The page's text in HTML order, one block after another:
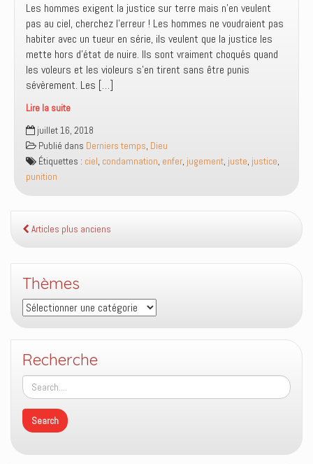
Les hommes exigent la justice sur terre mais n’en veulent
pas au ciel, cherchez l’erreur ! Les hommes ne voudraient pas
habiter avec un tueur en série, ils veulent que la justice les
mette hors d’état de nuire. Ils sont vraiment choqués quand
les voleurs et les violeurs s’en tirent sans être punis
sévèrement. Les […]
Lire la suite
La
justice
de
Dieu
sera
juillet 16, 2018
Publié dans Derniers temps, Dieu
Étiquettes : ciel, condamnation, enfer, jugement, juste, justice,
punition
Articles plus anciens
Thèmes
Thèmes
Recherche